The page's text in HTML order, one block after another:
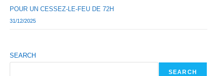
POUR UN CESSEZ-LE-FEU DE 72H
31/12/2025
SEARCH
SEARCH